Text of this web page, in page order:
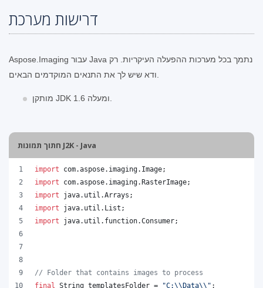
דרישות מערכת
Aspose.Imaging עבור Java נתמך בכל מערכות ההפעלה העיקריות. רק
חתוך תמונות J2K - Java
import com.aspose. imaging. Image;
import
com.aspose. imaging.RasterImage;
import
java. util .Arrays ;
import
java. util . List ;
import
java. util . function.Consumer;
// Folder that contains images to process
final
String templatesFolder = "C:\\Data\\ " ;